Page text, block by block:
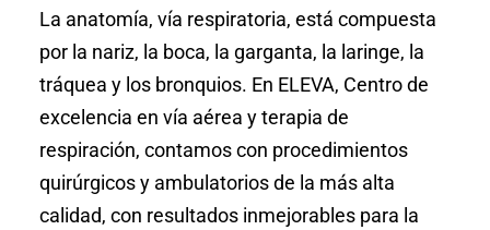
La anatomía, vía respiratoria, está compuesta
por la nariz, la boca, la garganta, la laringe, la
tráquea y los bronquios. En ELEVA, Centro de
excelencia en vía aérea y terapia de
respiración, contamos con procedimientos
quirúrgicos y ambulatorios de la más alta
calidad, con resultados inmejorables para la